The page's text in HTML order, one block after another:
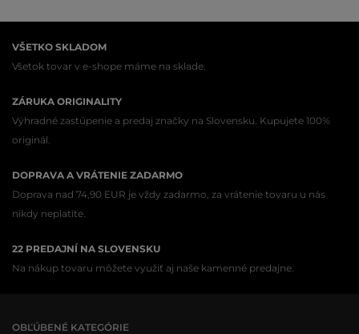
VŠETKO SKLADOM
Všetok tovar v e-shope máme na sklade.
ZÁRUKA ORIGINALITY
Výhradné zastúpenie a predaj značky na Slovensku. Kupujete 100%
originál.
DOPRAVA A VRÁTENIE ZADARMO
Doprava nad 74,90 EUR je vždy zadarmo, za vrátenie tovaru u nás
nikdy neplatíte.
22 PREDAJNÍ NA SLOVENSKU
Na nákup tovaru môžete využiť aj naše kamenné predajne.
OBĽÚBENÉ KATEGÓRIE